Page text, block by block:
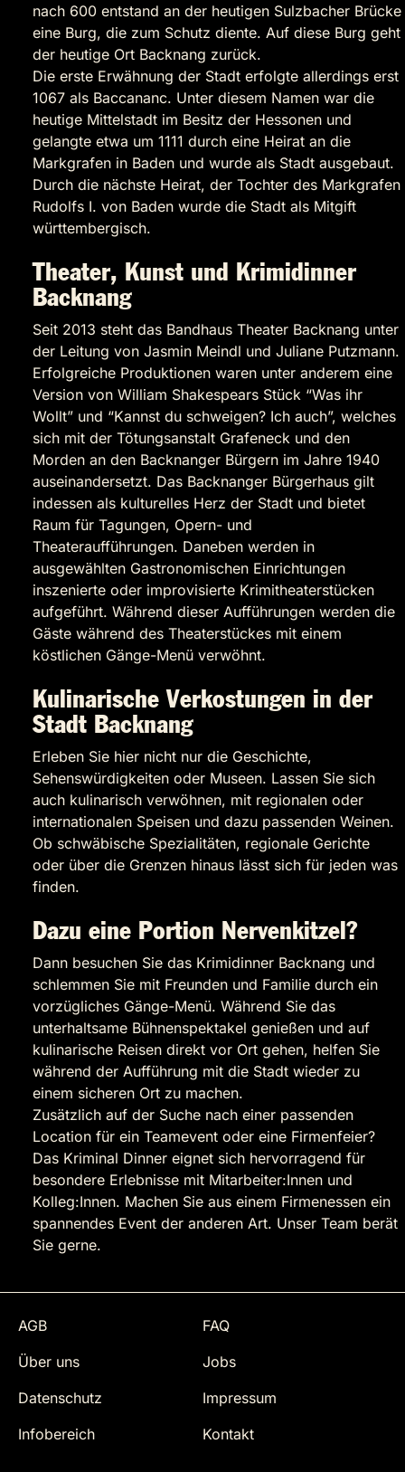
nach 600 entstand an der heutigen Sulzbacher Brücke
eine Burg, die zum Schutz diente. Auf diese Burg geht
der heutige Ort Backnang zurück.
Die erste Erwähnung der Stadt erfolgte allerdings erst
1067 als Baccananc. Unter diesem Namen war die
heutige Mittelstadt im Besitz der Hessonen und
gelangte etwa um 1111 durch eine Heirat an die
Markgrafen in Baden und wurde als Stadt ausgebaut.
Durch die nächste Heirat, der Tochter des Markgrafen
Rudolfs I. von Baden wurde die Stadt als Mitgift
württembergisch.
Theater, Kunst und Krimidinner
Backnang
Seit 2013 steht das Bandhaus Theater Backnang unter
der Leitung von Jasmin Meindl und Juliane Putzmann.
Erfolgreiche Produktionen waren unter anderem eine
Version von William Shakespears Stück “Was ihr
Wollt” und “Kannst du schweigen? Ich auch”, welches
sich mit der Tötungsanstalt Grafeneck und den
Morden an den Backnanger Bürgern im Jahre 1940
auseinandersetzt. Das Backnanger Bürgerhaus gilt
indessen als kulturelles Herz der Stadt und bietet
Raum für Tagungen, Opern- und
Theateraufführungen. Daneben werden in
ausgewählten Gastronomischen Einrichtungen
inszenierte oder improvisierte Krimitheaterstücken
aufgeführt. Während dieser Aufführungen werden die
Gäste während des Theaterstückes mit einem
köstlichen Gänge-Menü verwöhnt.
Kulinarische Verkostungen in der
Stadt Backnang
Erleben Sie hier nicht nur die Geschichte,
Sehenswürdigkeiten oder Museen. Lassen Sie sich
auch kulinarisch verwöhnen, mit regionalen oder
internationalen Speisen und dazu passenden Weinen.
Ob schwäbische Spezialitäten, regionale Gerichte
oder über die Grenzen hinaus lässt sich für jeden was
finden.
Dazu eine Portion Nervenkitzel?
Dann besuchen Sie das Krimidinner Backnang und
schlemmen Sie mit Freunden und Familie durch ein
vorzügliches Gänge-Menü. Während Sie das
unterhaltsame Bühnenspektakel genießen und auf
kulinarische Reisen direkt vor Ort gehen, helfen Sie
während der Aufführung mit die Stadt wieder zu
einem sicheren Ort zu machen.
Zusätzlich auf der Suche nach einer passenden
Location für ein Teamevent oder eine Firmenfeier?
Das Kriminal Dinner eignet sich hervorragend für
besondere Erlebnisse mit Mitarbeiter:Innen und
Kolleg:Innen. Machen Sie aus einem Firmenessen ein
spannendes Event der anderen Art. Unser Team berät
Sie gerne.
AGB
FAQ
Über uns
Jobs
Datenschutz
Impressum
Infobereich
Kontakt